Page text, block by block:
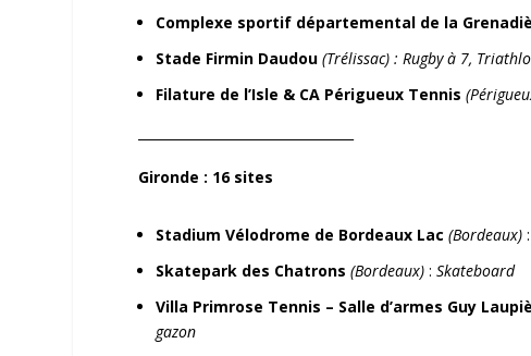
Complexe sportif départemental de la
Stade Firmin Daudou (Trélissac) : Rugby à 7,
Filature de l’Isle & CA Périgueux Tennis
Gironde : 16 sites
Stadium Vélodrome de Bordeaux Lac (Bordeaux) :
Skatepark des Chatrons (Bordeaux) :Skateboard
Villa Primrose Tennis – Salle d’armes Guy
gazon